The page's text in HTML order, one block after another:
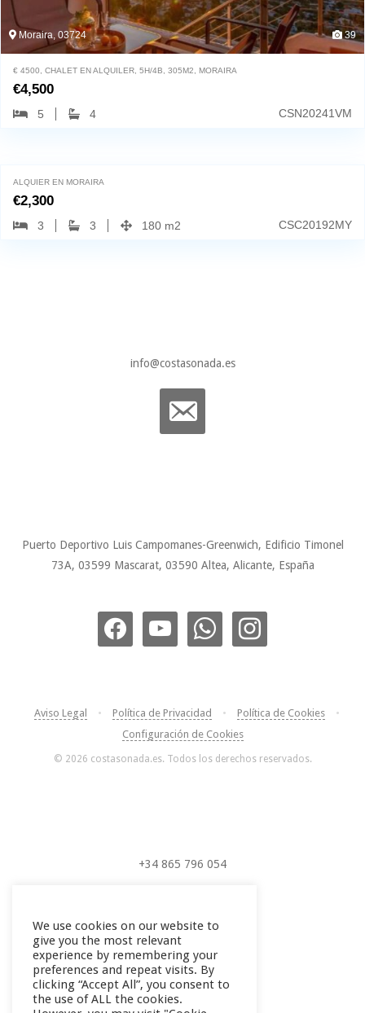
Moraira, 03724 39
€ 4500, CHALET EN ALQUILER, 5H/4B, 305M2, MORAIRA
€4,500
5 4 CSN20241VM
ALQUIER EN MORAIRA
€2,300
3 3 180 m2 CSC20192MY
info@costasonada.es
Puerto Deportivo Luis Campomanes-Greenwich, Edificio Timonel
73A, 03599 Mascarat, 03590 Altea, Alicante, España
Aviso Legal • Política de Privacidad • Política de Cookies
•
Configuración de Cookies
© 2026 costasonada.es. Todos los derechos reservados.
+34 865 796 054
We use cookies on our website to
give you the most relevant
experience by remembering your
preferences and repeat visits. By
clicking “Accept All”, you consent to
the use of ALL the cookies.